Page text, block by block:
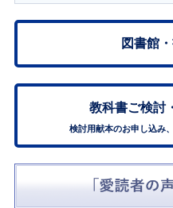
図書館
教科書ご検討・
検討用献本のお申し込み